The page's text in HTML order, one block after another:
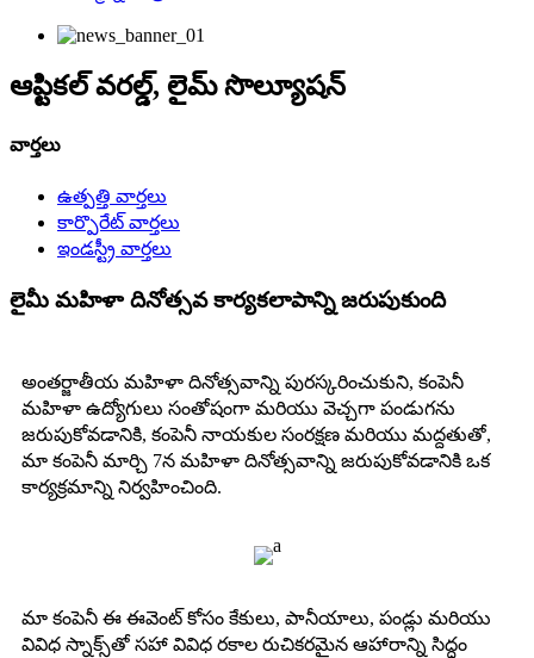
ఆప్టికల్ వరల్డ్, లైమ్ సొల్యూషన్
వార్తలు
ఉత్పత్తి వార్తలు
కార్పొరేట్ వార్తలు
ఇండస్ట్రీ వార్తలు
లైమీ మహిళా దినోత్సవ కార్యకలాపాన్ని జరుపుకుంది
అంతర్జాతీయ మహిళా దినోత్సవాన్ని పురస్కరించుకుని, కంపెనీ
మహిళా ఉద్యోగులు సంతోషంగా మరియు వెచ్చగా పండుగను
జరుపుకోవడానికి, కంపెనీ నాయకుల సంరక్షణ మరియు మద్దతుతో,
మా కంపెనీ మార్చి 7న మహిళా దినోత్సవాన్ని జరుపుకోవడానికి ఒక
కార్యక్రమాన్ని నిర్వహించింది.
మా కంపెనీ ఈ ఈవెంట్ కోసం కేకులు, పానీయాలు, పండ్లు మరియు
వివిధ స్నాక్స్‌తో సహా వివిధ రకాల రుచికరమైన ఆహారాన్ని సిద్ధం